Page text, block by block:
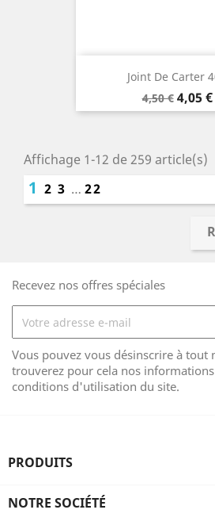
Joint De Carter
Prix
de
4,50 € Prix
4,05 €
Affichage 1-12 de 259 article(s)
1 2 3 … 22
Recevez nos offres spéciales
Vous pouvez vous désinscrire à tout
trouverez pour cela nos
conditions d'utilisation du site.
PRODUITS
NOTRE SOCIÉTÉ